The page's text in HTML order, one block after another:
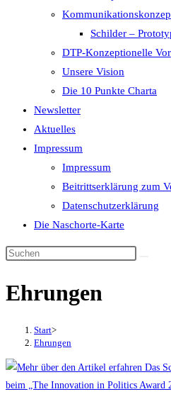
Schilder –
DTP-Konzeptionelle
Unsere Vision
Die 10 Punkte Charta
Newsletter
Aktuelles
Impressum
Impressum
Beitrittserklärung zum
Datenschutzerklärung
Die Naschorte-Karte
Diese
durchsuchen
Ehrungen
Start>
Ehrungen